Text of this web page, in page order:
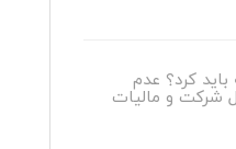
کرد؟ عدم
شرکت و مالیات